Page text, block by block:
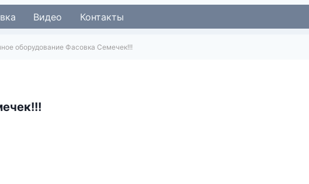
Видео Контакты
оборудование Фасовка Семечек!!!